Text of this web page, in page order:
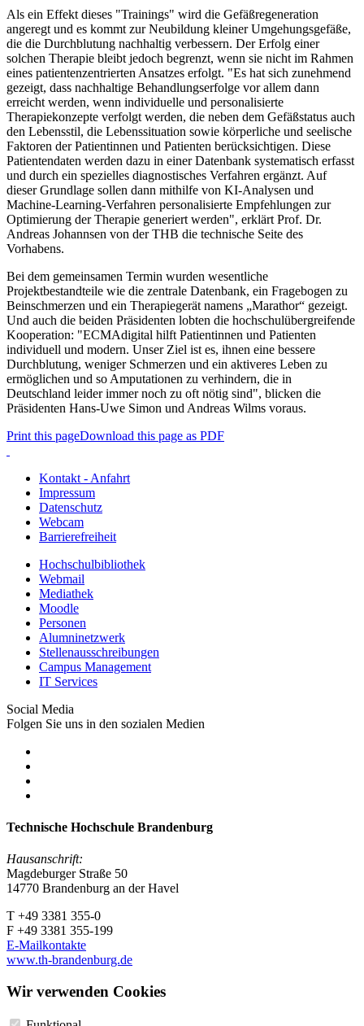
Als ein Effekt dieses "Trainings" wird die Gefäßregeneration
angeregt und es kommt zur Neubildung kleiner Umgehungsgefäße,
die die Durchblutung nachhaltig verbessern. Der Erfolg einer
solchen Therapie bleibt jedoch begrenzt, wenn sie nicht im Rahmen
eines patientenzentrierten Ansatzes erfolgt. "Es hat sich zunehmend
gezeigt, dass nachhaltige Behandlungserfolge vor allem dann
erreicht werden, wenn individuelle und personalisierte
Therapiekonzepte verfolgt werden, die neben dem Gefäßstatus auch
den Lebensstil, die Lebenssituation sowie körperliche und seelische
Faktoren der Patientinnen und Patienten berücksichtigen. Diese
Patientendaten werden dazu in einer Datenbank systematisch erfasst
und durch ein spezielles diagnostisches Verfahren ergänzt. Auf
dieser Grundlage sollen dann mithilfe von KI-Analysen und
Machine-Learning-Verfahren personalisierte Empfehlungen zur
Optimierung der Therapie generiert werden", erklärt Prof. Dr.
Andreas Johannsen von der THB die technische Seite des
Vorhabens.
Bei dem gemeinsamen Termin wurden wesentliche
Projektbestandteile wie die zentrale Datenbank, ein Fragebogen zu
Beinschmerzen und ein Therapiegerät namens „Marathor“ gezeigt.
Und auch die beiden Präsidenten lobten die hochschulübergreifende
Kooperation: "ECMAdigital hilft Patientinnen und Patienten
individuell und modern. Unser Ziel ist es, ihnen eine bessere
Durchblutung, weniger Schmerzen und ein aktiveres Leben zu
ermöglichen und so Amputationen zu verhindern, die in
Deutschland leider immer noch zu oft nötig sind", blicken die
Präsidenten Hans-Uwe Simon und Andreas Wilms voraus.
Print this pageDownload this page as PDF
Kontakt - Anfahrt
Impressum
Datenschutz
Webcam
Barrierefreiheit
Hochschulbibliothek
Webmail
Mediathek
Moodle
Personen
Alumninetzwerk
Stellenausschreibungen
Campus Management
IT Services
Social Media
Folgen Sie uns in den sozialen Medien
Technische Hochschule Brandenburg
Hausanschrift:
Magdeburger Straße 50
14770 Brandenburg an der Havel
T +49 3381 355-0
F +49 3381 355-199
E-Mailkontakte
www.th-brandenburg.de
Wir verwenden Cookies